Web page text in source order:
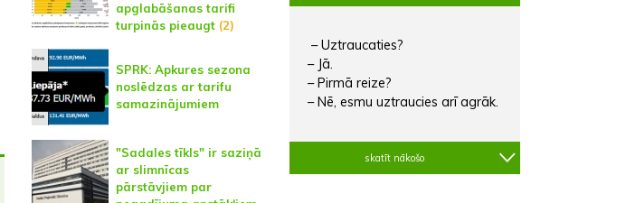
apglabāšanas tarifi
turpinās pieaugt(2)
SPRK: Apkures sezona
noslēdzas ar tarifu
samazinājumiem
"Sadales tīkls" ir saziņā
ar slimnīcas
pārstāvjiem par
– Uztraucaties?
– Jā.
– Pirmā reize?
– Nē, esmu uztraucies arī agrāk.
skatīt nākošo